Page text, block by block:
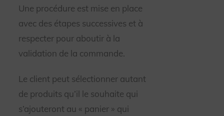
Une procédure est mise en place
avec des étapes successives et à
respecter pour aboutir à la
validation de la commande.
Le client peut sélectionner autant
de produits qu’il le souhaite qui
s’ajouteront au « panier » qui